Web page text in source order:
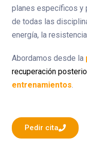
planes específicos y
de todas las
energía, la
Abordamos desde la
recuperación
entrenamientos.
Pedir cita